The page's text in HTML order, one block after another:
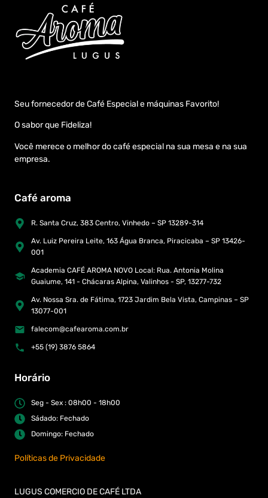
Seu fornecedor de Café Especial e máquinas Favorito!
O sabor que Fideliza!
Você merece o melhor do café especial na sua mesa e na sua
empresa.
Café aroma
R. Santa Cruz, 383 Centro, Vinhedo – SP 13289-314
Av. Luiz Pereira Leite, 163 Água Branca, Piracicaba – SP 13426-
001
Academia CAFÉ AROMA NOVO Local: Rua. Antonia Molina
Guaiume, 141 - Chácaras Alpina, Valinhos - SP, 13277-732
Av. Nossa Sra. de Fátima, 1723 Jardim Bela Vista, Campinas – SP
13077-001
falecom@cafearoma.com.br
+55 (19) 3876 5864
Horário
Seg - Sex : 08h00 - 18h00
Sádado: Fechado
Domingo: Fechado
Políticas de Privacidade
LUGUS COMERCIO DE CAFÉ LTDA